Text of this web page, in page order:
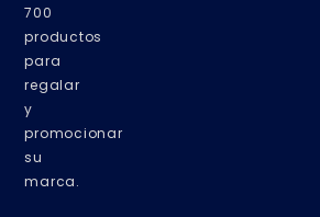
700
productos
para
regalar
y
promocionar
su
marca.